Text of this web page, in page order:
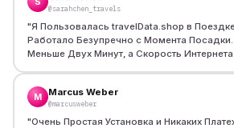
@sarahchen_travels
"Я Пользовалась travelData.shop в
Работало Безупречно с Момента Посадки.
Меньше Двух Минут, а Скорость
M Marcus Weber
@marcusweber
"Очень Простая Установка и Никаких